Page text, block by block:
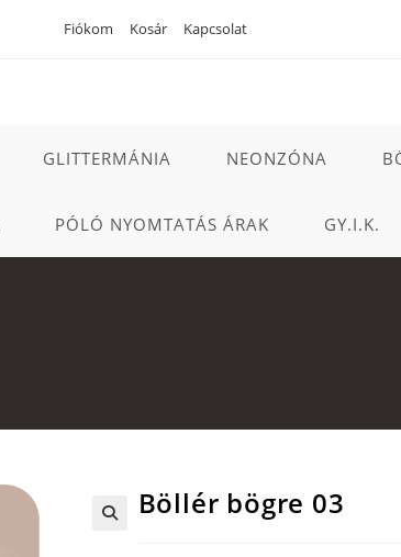
Fiókom Kosár Kapcsolat
GLITTERMÁNIA NEONZÓNA
PÓLÓ NYOMTATÁS ÁRAK GY.I.K.
Böllér bögre 03